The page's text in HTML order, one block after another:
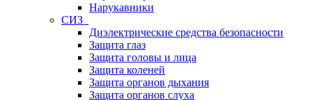
Нарукавники
СИЗ
Диэлектрические средства безопасности
Защита глаз
Защита головы и лица
Защита коленей
Защита органов дыхания
Защита органов слуха